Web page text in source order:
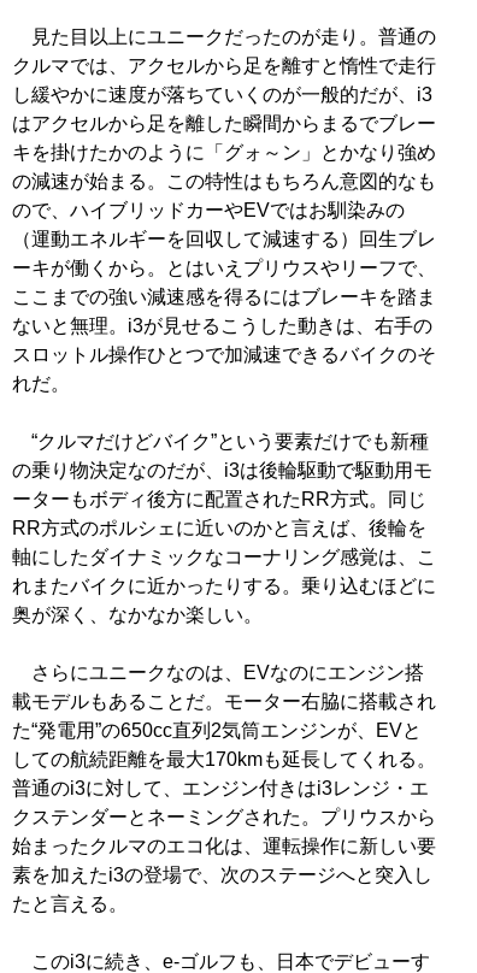
見た目以上にユニークだったのが走り。普通の
クルマでは、アクセルから足を離すと惰性で走行
し緩やかに速度が落ちていくのが一般的だが、i3
はアクセルから足を離した瞬間からまるでブレー
キを掛けたかのように「グォ～ン」とかなり強め
の減速が始まる。この特性はもちろん意図的なも
ので、ハイブリッドカーやEVではお馴染みの
（運動エネルギーを回収して減速する）回生ブレ
ーキが働くから。とはいえプリウスやリーフで、
ここまでの強い減速感を得るにはブレーキを踏ま
ないと無理。i3が見せるこうした動きは、右手の
スロットル操作ひとつで加減速できるバイクのそ
れだ。
“クルマだけどバイク”という要素だけでも新種
の乗り物決定なのだが、i3は後輪駆動で駆動用モ
ーターもボディ後方に配置されたRR方式。同じ
RR方式のポルシェに近いのかと言えば、後輪を
軸にしたダイナミックなコーナリング感覚は、こ
れまたバイクに近かったりする。乗り込むほどに
奥が深く、なかなか楽しい。
さらにユニークなのは、EVなのにエンジン搭
載モデルもあることだ。モーター右脇に搭載され
た“発電用”の650cc直列2気筒エンジンが、EVと
しての航続距離を最大170kmも延長してくれる。
普通のi3に対して、エンジン付きはi3レンジ・エ
クステンダーとネーミングされた。プリウスから
始まったクルマのエコ化は、運転操作に新しい要
素を加えたi3の登場で、次のステージへと突入し
たと言える。
このi3に続き、e-ゴルフも、日本でデビューす